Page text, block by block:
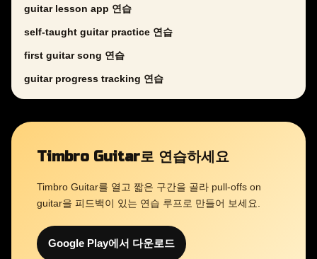
guitar lesson app 연습
self-taught guitar practice 연습
first guitar song 연습
guitar progress tracking 연습
Timbro Guitar로 연습하세요
Timbro Guitar를 열고 짧은 구간을 골라 pull-offs on
guitar을 피드백이 있는 연습 루프로 만들어 보세요.
Google Play에서 다운로드